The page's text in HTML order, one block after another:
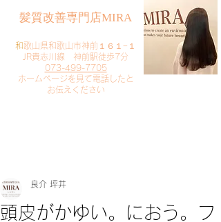
​髪質改善専門店MIRA
​和歌山県和歌山市神前１６１−１
JR貴志川線 神前駅徒歩7分
073-499-7705
​ホームページを見て電話したと
お伝えください
頭皮がかゆい。におう。フ
良介 坪井